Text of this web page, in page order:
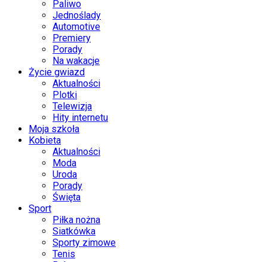
Paliwo
Jednoślady
Automotive
Premiery
Porady
Na wakacje
Życie gwiazd
Aktualności
Plotki
Telewizja
Hity internetu
Moja szkoła
Kobieta
Aktualności
Moda
Uroda
Porady
Święta
Sport
Piłka nożna
Siatkówka
Sporty zimowe
Tenis